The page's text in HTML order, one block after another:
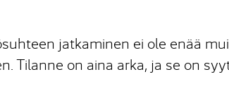
jatkaminen ei ole enää
Tilanne on aina arka, ja se on